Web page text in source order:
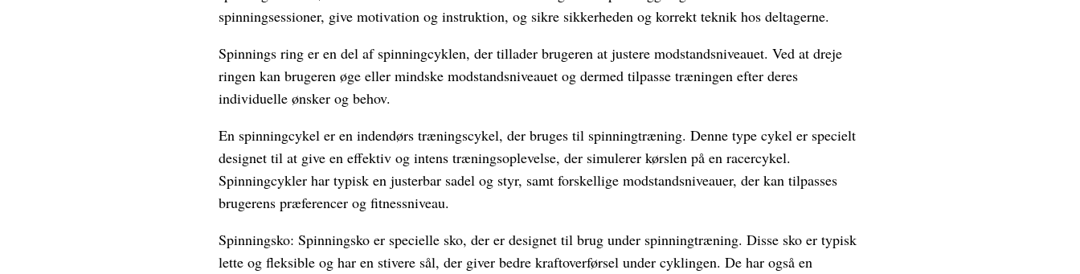
spinningsessioner, give motivation og instruktion, og sikre sikkerheden og korrekt teknik hos deltagerne.
Spinnings ring er en del af spinningcyklen, der tillader brugeren at justere modstandsniveauet. Ved at dreje
ringen kan brugeren øge eller mindske modstandsniveauet og dermed tilpasse træningen efter deres
individuelle ønsker og behov.
En spinningcykel er en indendørs træningscykel, der bruges til spinningtræning. Denne type cykel er specielt
designet til at give en effektiv og intens træningsoplevelse, der simulerer kørslen på en racercykel.
Spinningcykler har typisk en justerbar sadel og styr, samt forskellige modstandsniveauer, der kan tilpasses
brugerens præferencer og fitnessniveau.
Spinningsko: Spinningsko er specielle sko, der er designet til brug under spinningtræning. Disse sko er typisk
lette og fleksible og har en stivere sål, der giver bedre kraftoverførsel under cyklingen. De har også en